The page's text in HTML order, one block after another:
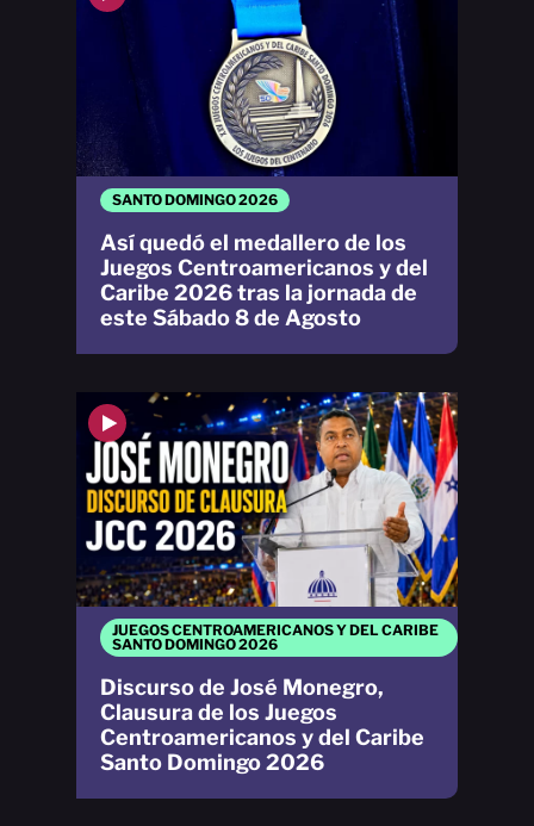
JUEGOS CENTROAMERICANOS Y DEL CARIBE
SANTO DOMINGO 2026
Discurso de José Monegro,
Clausura de los Juegos
Centroamericanos y del Caribe
Santo Domingo 2026
SANTO DOMINGO 2026
Así quedó el medallero de los
Juegos Centroamericanos y del
Caribe 2026 tras la jornada de
este Sábado 8 de Agosto